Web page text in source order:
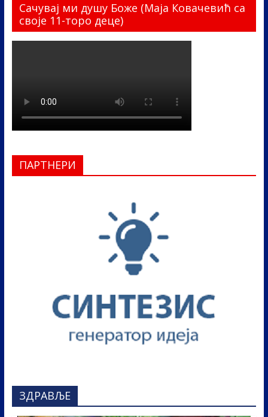
Сачувај ми душу Боже (Маја Ковачевић са
своје 11-торо деце)
ПАРТНЕРИ
ЗДРАВЉЕ